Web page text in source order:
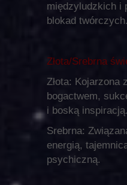
międzyludzkich i
blokad twórczych.
Złota/Srebrna
Złota: Kojarzona
bogactwem,
i boską inspiracją.
Srebrna:
energią,
psychiczną.